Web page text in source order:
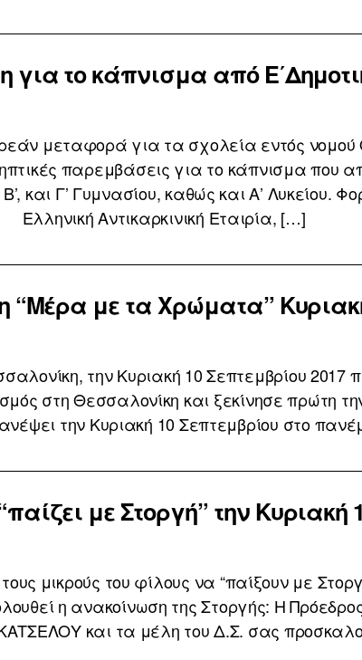
το κάπνισμα από
μεταφορά για τα σχολεία εντός
παρεμβάσεις για το κάπνισμα που
Β’, και Γ’ Γυμνασίου, καθώς και Α’
Ελληνική Αντικαρκινική Εταιρία, […]
“Μέρα με τα Χρώματα”
την Κυριακή 10 Σεπτεμβρίου 2017
στη Θεσσαλονίκη και ξεκίνησε πρώτη
την Κυριακή 10 Σεπτεμβρίου στο
με Στοργή” την Κυριακή
μικρούς του φίλους να “παίξουν με
η ανακοίνωση της Στοργής: Η
και τα μέλη του Δ.Σ. σας